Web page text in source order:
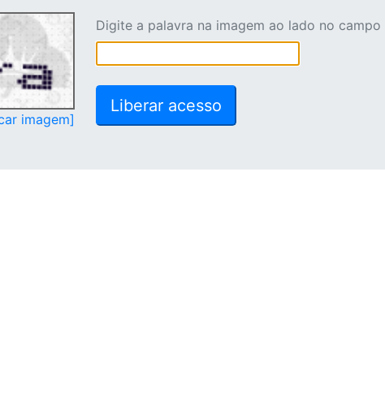
imagem]
Digite a palavra na imagem ao lado no campo